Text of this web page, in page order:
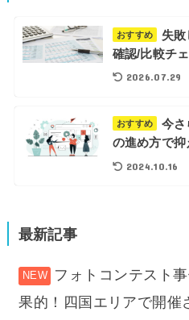
おすすめ
失
確認/比較チ
2026.07.29
おすすめ
今さ
の進め方で
2024.10.16
最新記事
フォトコンテスト
果的！四国エリアで開催